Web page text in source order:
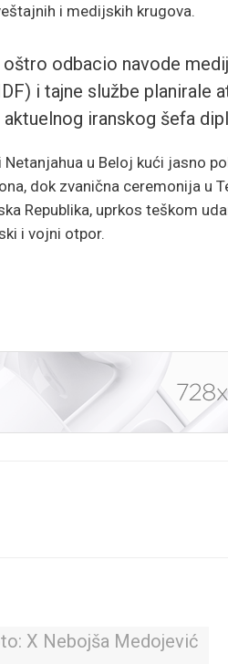
i medijskih krugova.
odbacio navode
i tajne službe planirale
iranskog šefa
u Beloj kući jasno
dok zvanična ceremonija u
Republika, uprkos teškom
i vojni otpor.